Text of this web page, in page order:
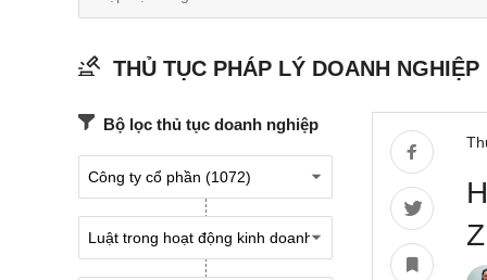
THỦ TỤC PHÁP LÝ DOANH NGHIỆP
Z
Bộ lọc thủ tục doanh nghiệp